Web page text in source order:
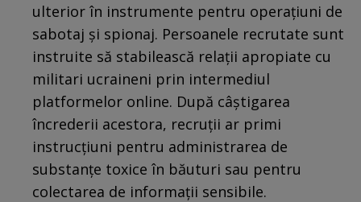
ulterior în instrumente pentru operațiuni de
sabotaj și spionaj. Persoanele recrutate sunt
instruite să stabilească relații apropiate cu
militari ucraineni prin intermediul
platformelor online. După câștigarea
încrederii acestora, recruții ar primi
instrucțiuni pentru administrarea de
substanțe toxice în băuturi sau pentru
colectarea de informații sensibile.